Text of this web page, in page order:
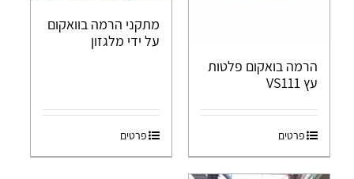
הרמה בואקום פלטות
עץ VS111
פרטים
מתקני הרמה בוואקום
על ידי מלגזון
פרטים